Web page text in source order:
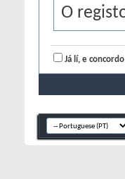
O
com as
termos,
Os
Já lí, e